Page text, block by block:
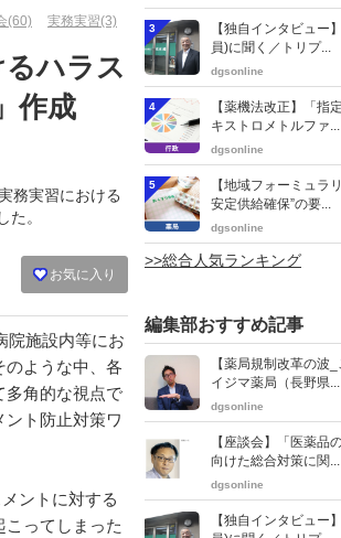
(60) 実務実習(3)
るハラス
作成
務実習における
。
お気に入り
院施設内等にお
のような中、各
多角的な視点で
ト防止対策ワ
ントに対する
ってしまった
3
【独自インタビュー
員)に聞く／トリプ...
dgsonline
4
【薬機法改正】「指
キストロメトルファ...
dgsonline
5
【地域フォーミュラ
安定供給確保”の要...
dgsonline
>>総合人気ランキング
編集部おすすめ記事
【薬局規制改革の波
イジマ薬局（長野県...
dgsonline
【座談会】「医薬品
向けた総合対策に関...
dgsonline
【独自インタビュー